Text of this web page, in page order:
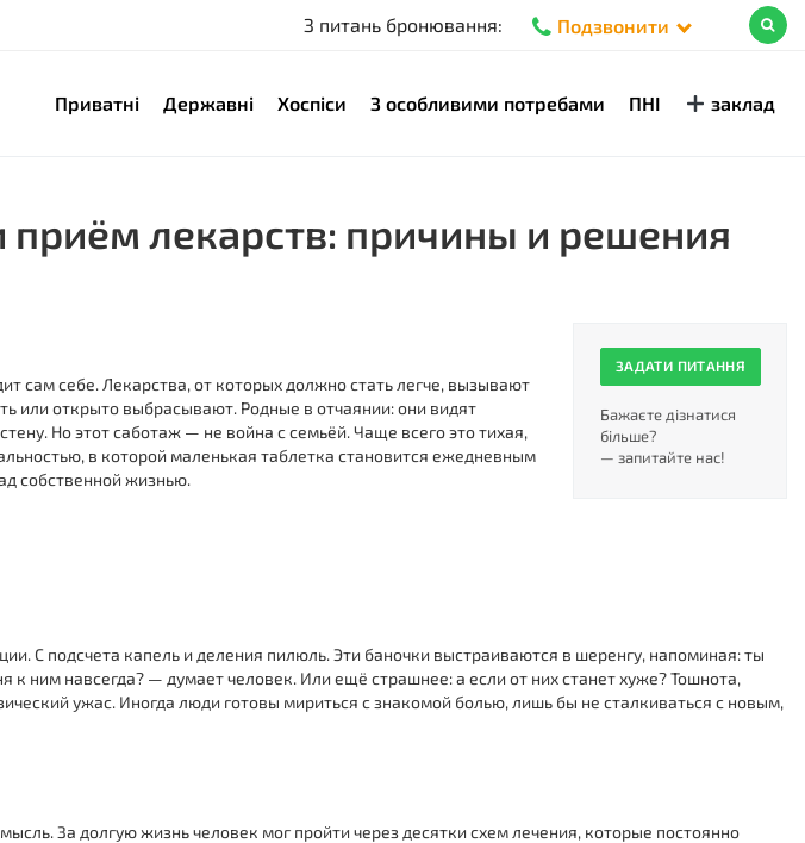
З питань бронювання: Подзвонити
Приватні Державні Хоспіси З особливими потребами ПНІ заклад
лекарств: причины и решения
ЗАДАТИ ПИТАННЯ
Бажаєте дізнатися
більше?
— запитайте нас!
сам себе. Лекарства, от которых должно стать легче, вызывают
или открыто выбрасывают. Родные в отчаянии: они видят
Но этот саботаж — не война с семьёй. Чаще всего это тихая,
в которой маленькая таблетка становится ежедневным
собственной жизнью.
С подсчета капель и деления пилюль. Эти баночки выстраиваются в шеренгу, напоминая: ты
ним навсегда? — думает человек. Или ещё страшнее: а если от них станет хуже? Тошнота,
ужас. Иногда люди готовы мириться с знакомой болью, лишь бы не сталкиваться с новым,
За долгую жизнь человек мог пройти через десятки схем лечения, которые постоянно